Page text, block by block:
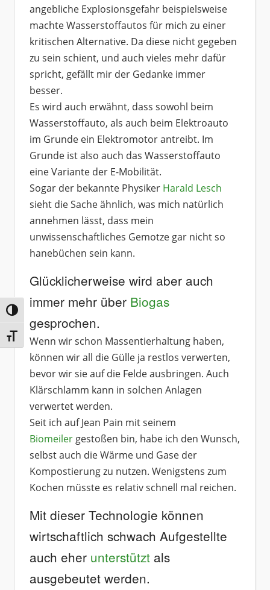
Umschalten auf hohe Kontraste
Schrift vergrößern
angebliche Explosionsgefahr beispielsweise
machte Wasserstoffautos für mich zu einer
kritischen Alternative. Da diese nicht gegeben
zu sein schient, und auch vieles mehr dafür
spricht, gefällt mir der Gedanke immer
besser.
Es wird auch erwähnt, dass sowohl beim
Wasserstoffauto, als auch beim Elektroauto
im Grunde ein Elektromotor antreibt. Im
Grunde ist also auch das Wasserstoffauto
eine Variante der E-Mobilität.
Sogar der bekannte Physiker Harald Lesch
sieht die Sache ähnlich, was mich natürlich
annehmen lässt, dass mein
unwissenschaftliches Gemotze gar nicht so
hanebüchen sein kann.
Glücklicherweise wird aber auch
immer mehr über Biogas
gesprochen.
Wenn wir schon Massentierhaltung haben,
können wir all die Gülle ja restlos verwerten,
bevor wir sie auf die Felde ausbringen. Auch
Klärschlamm kann in solchen Anlagen
verwertet werden.
Seit ich auf Jean Pain mit seinem
Biomeiler gestoßen bin, habe ich den Wunsch,
selbst auch die Wärme und Gase der
Kompostierung zu nutzen. Wenigstens zum
Kochen müsste es relativ schnell mal reichen.
Mit dieser Technologie können
wirtschaftlich schwach Aufgestellte
auch eher unterstützt als
ausgebeutet werden.